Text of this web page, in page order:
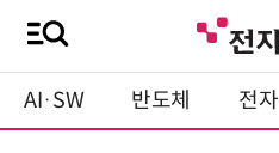
AI·SW 반도체 전자